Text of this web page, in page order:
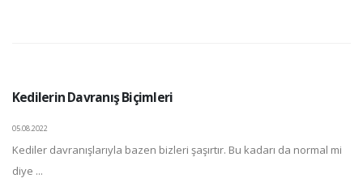
Kedilerin Davranış Biçimleri
05.08.2022
Kediler davranışlarıyla bazen bizleri şaşırtır. Bu kadarı da normal mi
diye ...